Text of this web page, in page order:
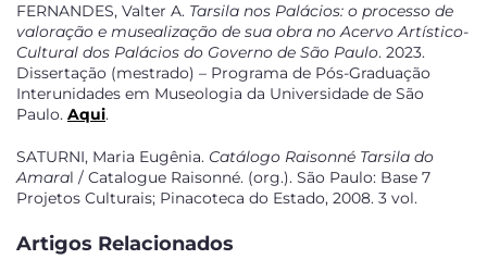
FERNANDES, Valter A. Tarsila nos Palácios: o processo de
valoração e musealização de sua obra no Acervo Artístico-
Cultural dos Palácios do Governo de São Paulo. 2023.
Dissertação (mestrado) – Programa de Pós-Graduação
Interunidades em Museologia da Universidade de São
Paulo. Aqui.
SATURNI, Maria Eugênia. Catálogo Raisonné Tarsila do
Amaral / Catalogue Raisonné. (org.). São Paulo: Base 7
Projetos Culturais; Pinacoteca do Estado, 2008. 3 vol.
Artigos Relacionados